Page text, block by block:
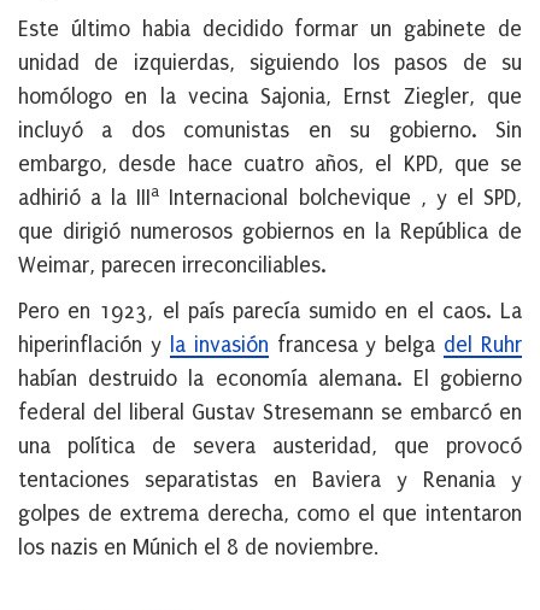
Este último habia decidido formar un gabinete de
unidad de izquierdas, siguiendo los pasos de su
homólogo en la vecina Sajonia, Ernst Ziegler, que
incluyó a dos comunistas en su gobierno. Sin
embargo, desde hace cuatro años, el KPD, que se
adhirió a la III
a
Internacional bolchevique , y el SPD,
que dirigió numerosos gobiernos en la República de
Weimar, parecen irreconciliables.
Pero en 1923, el país parecía sumido en el caos. La
hiperinflación y la invasión francesa y belga del Ruhr
habían destruido la economía alemana. El gobierno
federal del liberal Gustav Stresemann se embarcó en
una política de severa austeridad, que provocó
tentaciones separatistas en Baviera y Renania y
golpes de extrema derecha, como el que intentaron
los nazis en Múnich el 8 de noviembre.